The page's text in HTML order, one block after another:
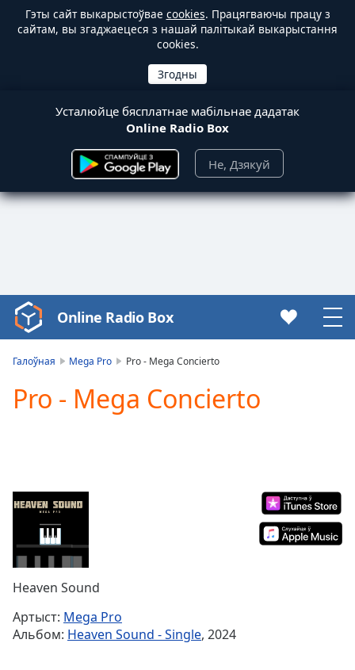
Гэты сайт выкарыстоўвае cookies. Працягваючы працу з
сайтам, вы згаджаецеся з нашай палітыкай выкарыстання
cookies.
Усталюйце бясплатнае мабільнае дадатак
Online Radio Box
Не, Дзякуй
Video
Player
Play
Video
Mute
Current
0:00
Duration-:-
Loaded:
Stream
TypeLIVE
Online Radio Box
Галоўная Mega Pro Pro - Mega Concierto
Pro - Mega Concierto
Heaven Sound
Артыст: Mega Pro
Альбом: Heaven Sound - Single, 2024